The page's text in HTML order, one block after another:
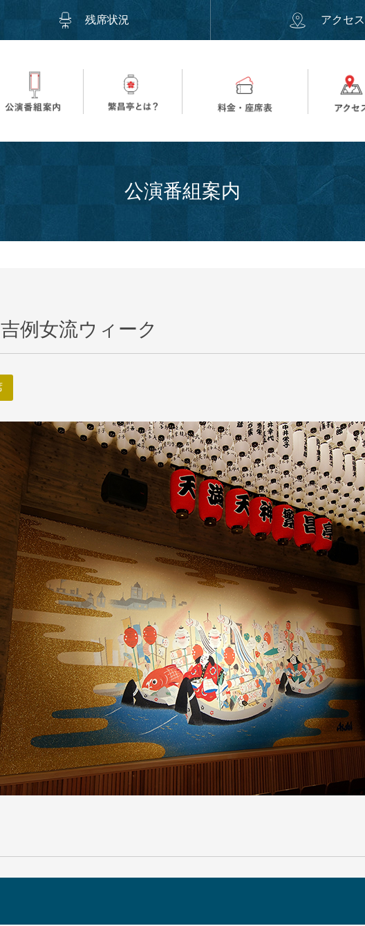
残席状況 アクセス
公演番組案内
例女流ウィーク